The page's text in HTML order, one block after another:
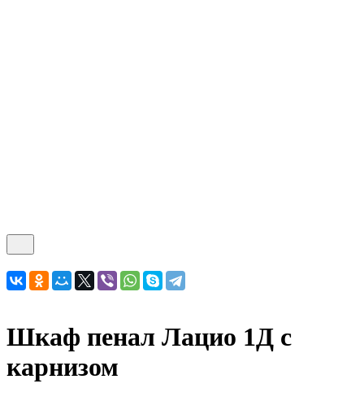
Шкаф пенал Лацио 1Д с
карнизом